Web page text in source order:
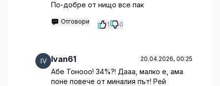
По-добре от нищо все пак
Отговори 1 0
Ivan61 20.04.2026, 00:25
Абе Тонооо! 34%?! Дааа, малко е, ама
поне повече от миналия път! Рей